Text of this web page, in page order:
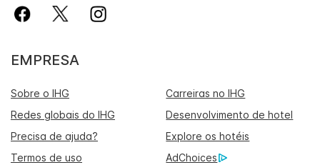
EMPRESA
Sobre o IHG
Carreiras no IHG
Redes globais do IHG
Desenvolvimento de hotel
Precisa de ajuda?
Explore os hotéis
Termos de uso
AdChoices